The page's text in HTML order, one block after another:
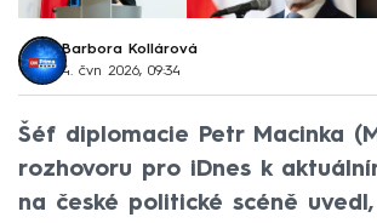
Barbora Kollárová
4. čvn 2026, 09:34
Šéf diplomacie Petr Macinka
rozhovoru pro iDnes k
na české politické scéně